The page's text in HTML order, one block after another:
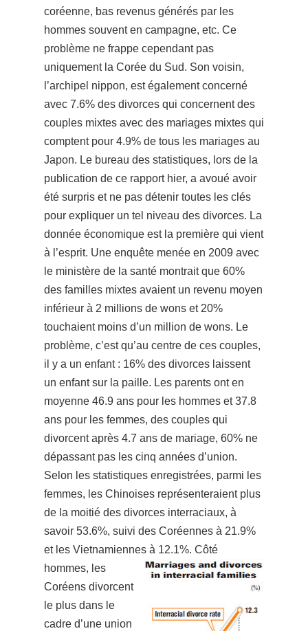
coréenne, bas revenus générés par les
hommes souvent en campagne, etc. Ce
problème ne frappe cependant pas
uniquement la Corée du Sud. Son voisin,
l’archipel nippon, est également concerné
avec 7.6% des divorces qui concernent des
couples mixtes avec des mariages mixtes qui
comptent pour 4.9% de tous les mariages au
Japon. Le bureau des statistiques, lors de la
publication de ce rapport hier, a avoué avoir
été surpris et ne pas détenir toutes les clés
pour expliquer un tel niveau des divorces. La
donnée économique est la première qui vient
à l’esprit. Une enquête menée en 2009 avec
le ministère de la santé montrait que 60%
des familles mixtes avaient un revenu moyen
inférieur à 2 millions de wons et 20%
touchaient moins d’un million de wons. Le
problème, c’est qu’au centre de ces couples,
il y a un enfant : 16% des divorces laissent
un enfant sur la paille. Les parents ont en
moyenne 46.9 ans pour les hommes et 37.8
ans pour les femmes, des couples qui
divorcent après 4.7 ans de mariage, 60% ne
dépassant pas les cinq années d’union.
Selon les statistiques enregistrées, parmi les
femmes, les Chinoises représenteraient plus
de la moitié des divorces interraciaux, à
savoir 53.6%, suivi des Coréennes à 21.9%
et les Vietnamiennes à 12.1%. Côté
hommes, les
Coréens divorcent
le plus dans le
cadre d’une union